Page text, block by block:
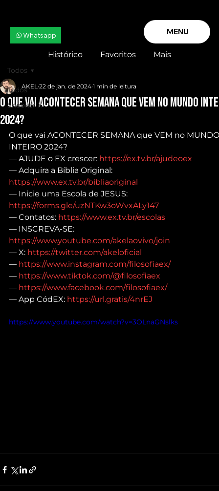
MENU
Whatsapp
Histórico Favoritos Mais
Todos
Snooker X
Todos
O que vai ACONTECER SEMANA que VEM no MUNDO
2024?
AKEL 22 de jan. de 2024 1 min de leitura
O que vai ACONTECER SEMANA que VEM no
INTEIRO 2024?
— AJUDE o EX crescer: https://ex.tv.br/ajudeoex
— Adquira a Bíblia Original:
https://www.ex.tv.br/bibliaoriginal
— Inicie uma Escola de JESUS:
https://forms.gle/uzNTKw3oWvxALy147
— Contatos: https://www.ex.tv.br/escolas
— INSCREVA-SE:
https://www.youtube.com/akelaovivo/join
— X: https://twitter.com/akeloficial
— https://www.instagram.com/filosofiaex/
— https://www.tiktok.com/@filosofiaex
— https://www.facebook.com/filosofiaex/
— App CódEX: https://url.gratis/4nrEJ
https://www.youtube.com/watch?v=3OLnaGNslks